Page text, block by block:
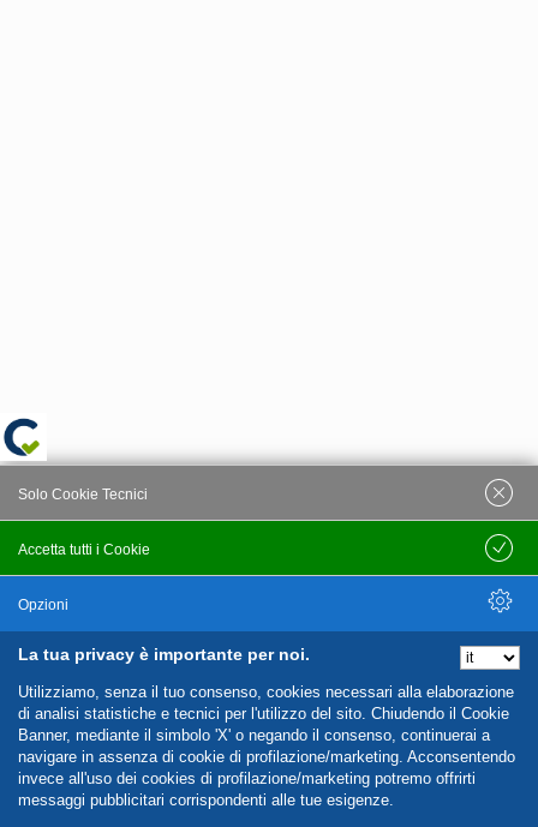
La tua privacy è importante per noi.
Utilizziamo, senza il tuo consenso, cookies necessari alla elaborazione
di analisi statistiche e tecnici per l'utilizzo del sito. Chiudendo il Cookie
Banner, mediante il simbolo 'X' o negando il consenso, continuerai a
navigare in assenza di cookie di profilazione/marketing. Acconsentendo
invece all'uso dei cookies di profilazione/marketing potremo offrirti
messaggi pubblicitari corrispondenti alle tue esigenze.
Accetta tutti i Cookie
Solo Cookie Tecnici
Salva
Opzioni
Nascondi Opzioni